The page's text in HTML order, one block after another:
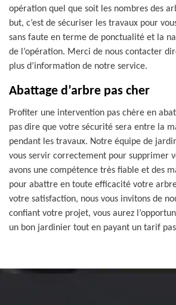
opération quel que soit les nombres des
but, c’est de sécuriser les travaux pour
sans faute en terme de ponctualité et la
de l’opération. Merci de nous contacter
plus d’information de notre service.
Abattage d’arbre pas cher
Profiter une intervention pas chère en
pas dire que votre sécurité sera entre la
pendant les travaux. Notre équipe de
vous servir correctement pour supprimer
avons une compétence très fiable et des
pour abattre en toute efficacité votre
votre satisfaction, nous vous invitons de
confiant votre projet, vous aurez
un bon jardinier tout en payant un tarif